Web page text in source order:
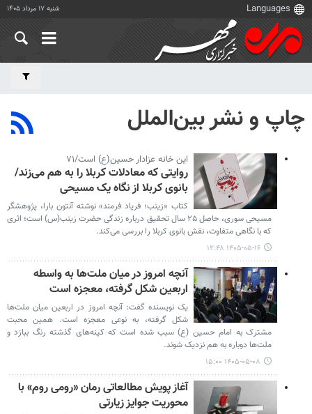
شنبه ۱۷ مرداد ۱۴۰۵
چاپ و نشر بین‌الملل
این خانه عزادار حسین(ع) است/۷۱
روایتی که معادلات کربلا را به هم می‌زند/
بانوی کربلا از نگاه یک مسیحی
کتاب «زینب؛ فریاد فرمند» نوشته آنتون بارا، پژوهشگر
مسیحی سوری، حاصل ۲۵ سال تحقیق درباره زندگی حضرت زینب(س) است؛ اثری
که با نگاهی متفاوت، نقش بانوی کربلا را بررسی می‌کند.
۱۴۰۵-۰۵-۱۶ ۱۲:۴۸
آنچه امروز در میان ملت‌ها به واسطه
اربعین شکل گرفته، معجزه است
یک نویسنده گفت: آنچه امروز در اربعین میان ملت‌ها
شکل گرفته، به نوعی معجزه است. همین محبت
مشترک به امام حسین (ع) سبب شده است که کینه‌های گذشته رنگ ببازد و
ملت‌ها دوباره به هم نزدیک شوند.
۱۴۰۵-۰۵-۰۸ ۱۵:۰۰
آغاز پویش مطالعاتی رمان «رومی روم» با
محوریت جوایز زیارتی